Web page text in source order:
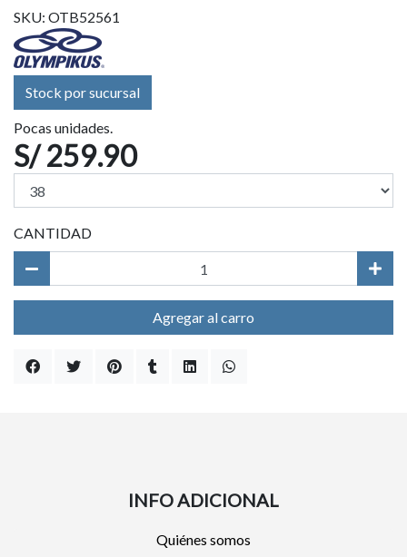
SKU: OTB52561
Stock por sucursal
Pocas unidades.
S/ 259.90
CANTIDAD
Agregar al carro
INFO ADICIONAL
Quiénes somos